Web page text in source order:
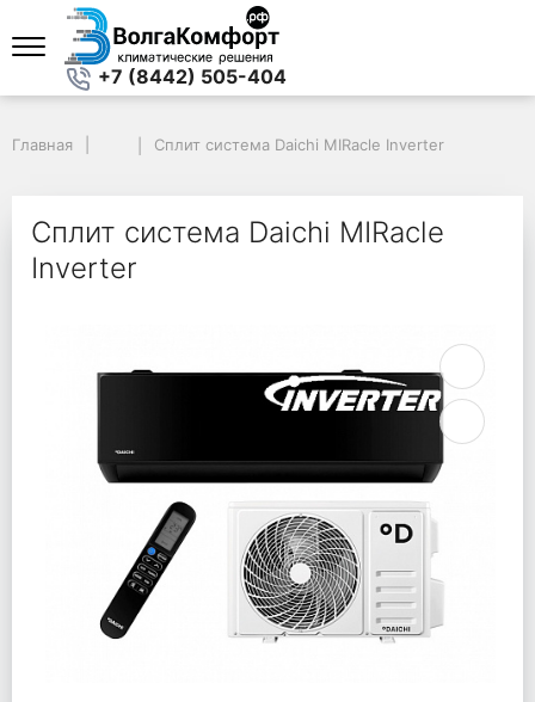
+7 (8442) 505-404
Сплит система Daichi MIRacle Inverter
Главная Сплит система Daichi MIRacle Inverter
Сплит система Daichi MIRacle
Inverter